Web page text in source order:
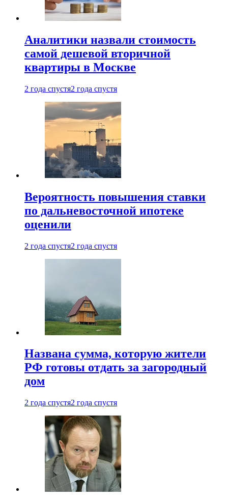
Аналитики назвали стоимость
самой дешевой вторичной
квартиры в Москве
2 года спустя2 года спустя
Вероятность повышения ставки
по дальневосточной ипотеке
оценили
2 года спустя2 года спустя
Названа сумма, которую жители
РФ готовы отдать за загородный
дом
2 года спустя2 года спустя